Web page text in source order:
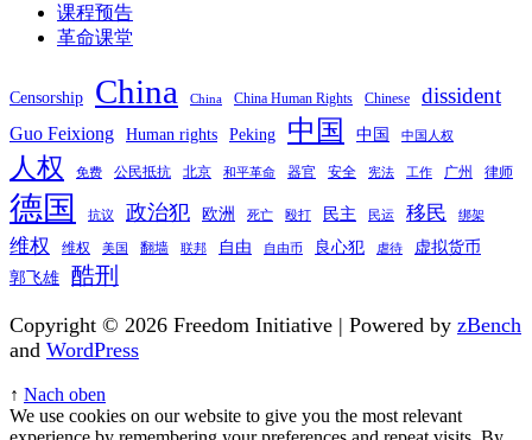
课程预告
革命课堂
Censorship China China China Human Rights Chinese dissident
Guo Feixiong Human rights Peking 中国 中国 中国人权
人权 免费 公民抵抗 北京 和平革命 器官 安全 宪法 工作 广州 律师
德国 抗议 政治犯 欧洲 死亡 殴打 民主 民运 移民 绑架
维权 维权 美国 翻墙 联邦 自由 自由币 良心犯 虐待
虚拟货币
郭飞雄
酷刑
Copyright © 2026 Freedom Initiative | Powered by zBench
and WordPress
↑ Nach oben
We use cookies on our website to give you the most relevant